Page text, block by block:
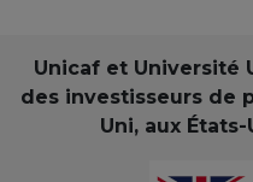
Unicaf et Université
des investisseurs de
Uni, aux